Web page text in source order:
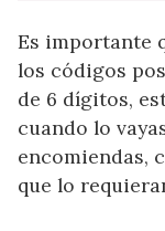
Es importante
los códigos
de 6 dígitos,
cuando lo
encomiendas,
que lo